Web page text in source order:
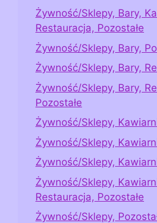
Żywność/Sklepy, Bary,
Restauracja, Pozostałe
Żywność/Sklepy, Bary,
Żywność/Sklepy, Bary,
Żywność/Sklepy, Bary,
Pozostałe
Żywność/Sklepy,
Żywność/Sklepy,
Żywność/Sklepy,
Żywność/Sklepy,
Restauracja, Pozostałe
Żywność/Sklepy,